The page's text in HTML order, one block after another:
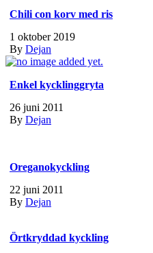
Chili con korv med ris
1 oktober 2019
By Dejan
Enkel kycklinggryta
26 juni 2011
By Dejan
Oreganokyckling
22 juni 2011
By Dejan
Örtkryddad kyckling